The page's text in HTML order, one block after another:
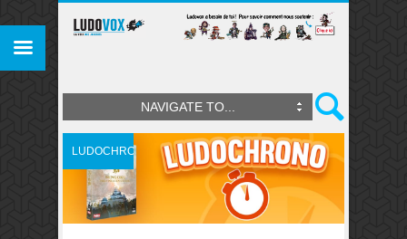
NAVIGATE TO...
LUDOCHRONO